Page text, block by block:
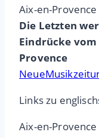
Aix-en-Provence
Die Letzten
Eindrücke vom
Provence
Links zu
Aix-en-Provence